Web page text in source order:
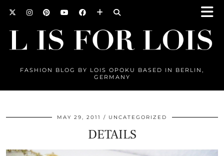
FASHION BLOG BY LOIS OPOKU BASED IN BERLIN,
GERMANY
MAY 29, 2011 UNCATEGORIZED
DETAILS